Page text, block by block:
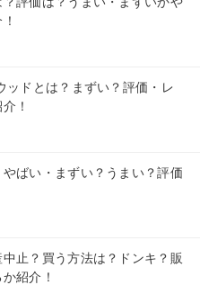
ッドとは？まずい？評価・レ
！
ばい・まずい？うまい？評価
止？買う方法は？ドンキ？販
紹介！